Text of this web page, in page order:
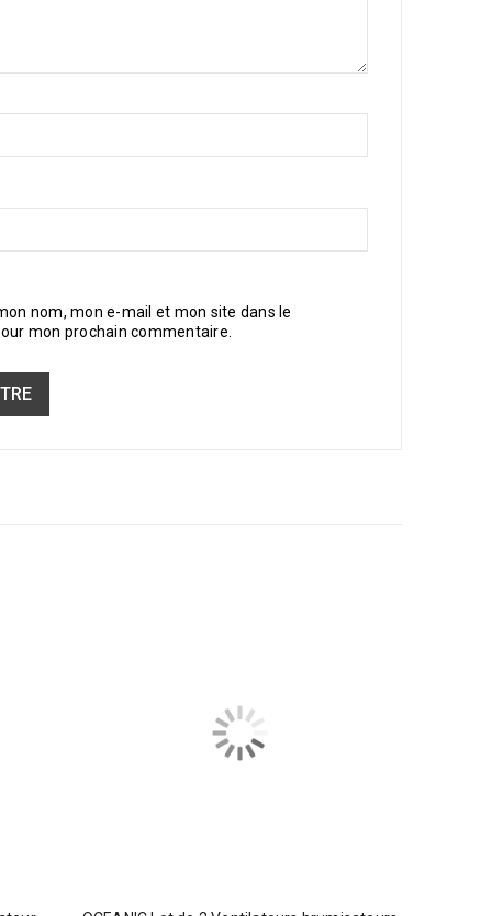
nom, mon e-mail et mon site dans le
mon prochain commentaire.